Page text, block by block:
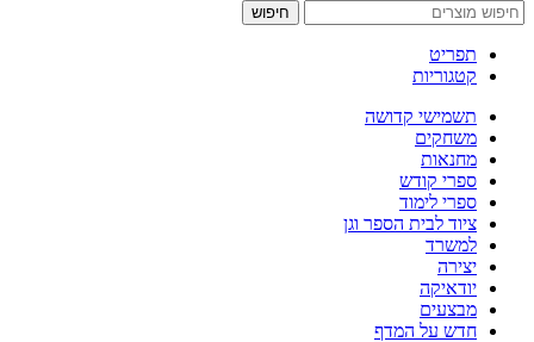
חיפוש
תפריט
קטגוריות
תשמישי קדושה
משחקים
מחנאות
ספרי קודש
ספרי לימוד
ציוד לבית הספר וגן
למשרד
יצירה
יודאיקה
מבצעים
חדש על המדף